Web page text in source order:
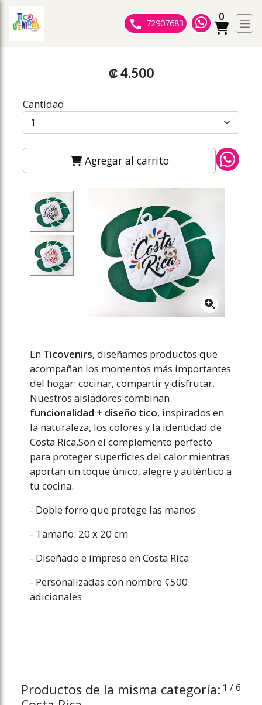
slideout menu. 72907683
0
₡ 4.500
Cantidad
Agregar al carrito
En Ticovenirs, diseñamos productos que
acompañan los momentos más importantes
del hogar: cocinar, compartir y disfrutar.
Nuestros aisladores combinan
funcionalidad + diseño tico, inspirados en
la naturaleza, los colores y la identidad de
Costa Rica.Son el complemento perfecto
para proteger superficies del calor mientras
aportan un toque único, alegre y auténtico a
tu cocina.
- Doble forro que protege las manos
- Tamaño: 20 x 20 cm
- Diseñado e impreso en Costa Rica
- Personalizadas con nombre ¢500
adicionales
Productos de la misma categoría: 1 / 6